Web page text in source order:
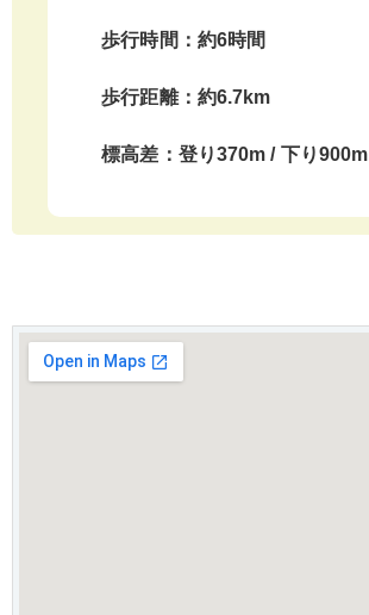
歩行時間：約6時間
歩行距離：約6.7km
標高差：登り370m / 下り900m